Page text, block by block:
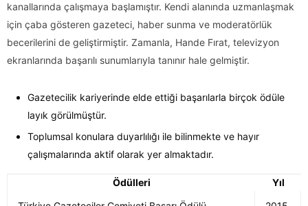
kanallarında çalışmaya başlamıştır. Kendi alanında uzmanlaşmak
için çaba gösteren gazeteci, haber sunma ve moderatörlük
becerilerini de geliştirmiştir. Zamanla, Hande Fırat, televizyon
ekranlarında başarılı sunumlarıyla tanınır hale gelmiştir.
Gazetecilik kariyerinde elde ettiği başarılarla birçok ödüle
layık görülmüştür.
Toplumsal konulara duyarlılığı ile bilinmekte ve hayır
çalışmalarında aktif olarak yer almaktadır.
Ödülleri
Yıl